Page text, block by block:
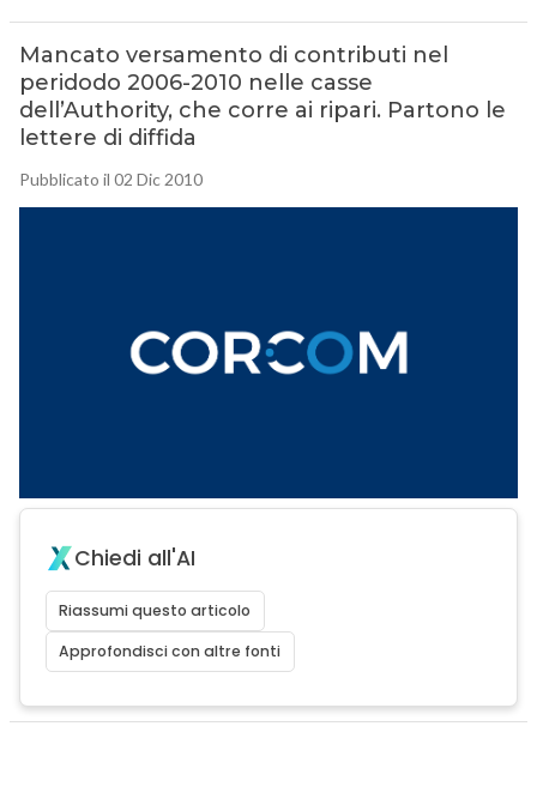
Mancato versamento di contributi nel
peridodo 2006-2010 nelle casse
dell’Authority, che corre ai ripari. Partono le
lettere di diffida
Pubblicato il 02 Dic 2010
Chiedi all'AI
Riassumi questo articolo
Approfondisci con altre fonti